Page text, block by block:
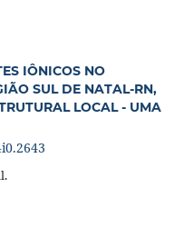
IÔNICOS NO
SUL DE NATAL-RN,
LOCAL - UMA